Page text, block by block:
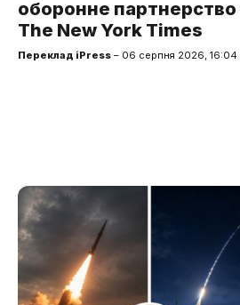
оборонне партнерство
The New York Times
Переклад iPress – 06 серпня 2026, 16:04